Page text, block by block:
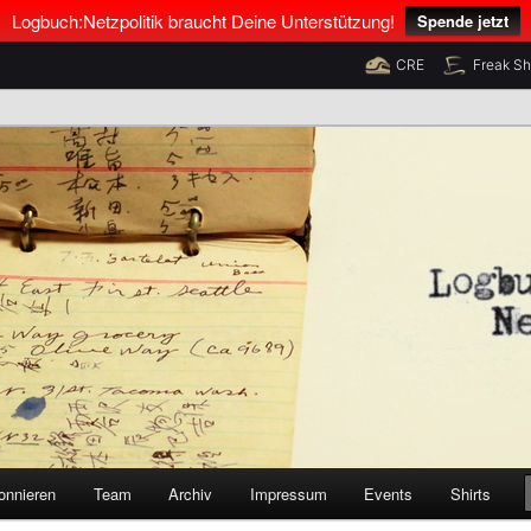
Logbuch:Netzpolitik braucht Deine Unterstützung! Spende jetzt
CRE Freak
Neumann und Tim Pritlove
Team Archiv Impressum Events Shirts